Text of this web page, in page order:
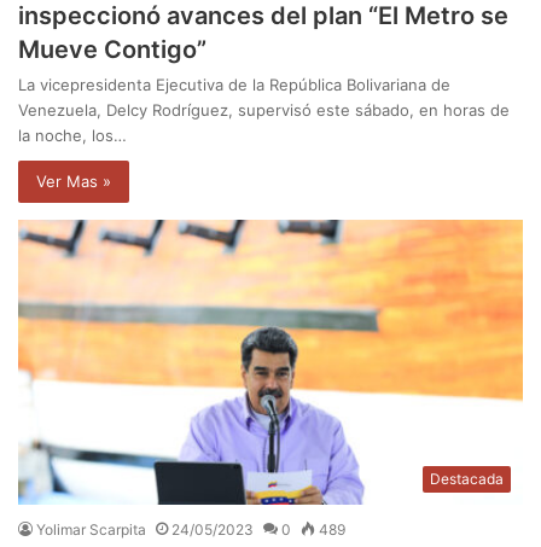
inspeccionó avances del plan “El Metro se
Mueve Contigo”
La vicepresidenta Ejecutiva de la República Bolivariana de
Venezuela, Delcy Rodríguez, supervisó este sábado, en horas de
la noche, los…
Ver Mas »
Destacada
Yolimar Scarpita 24/05/2023 0 489